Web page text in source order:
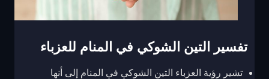
تفسير التين الشوكي في المنام للعزباء
تشير رؤية العزباء التين الشوكي في المنام إلى أنها